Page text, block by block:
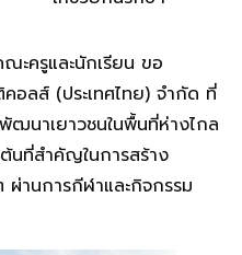
ะครูและนักเรียน ขอ
ลส์ (ประเทศไทย) จำกัด ที่
ฒนาเยาวชนในพื้นที่ห่างไกล
นที่สำคัญในการสร้าง
านการกีฬาและกิจกรรม